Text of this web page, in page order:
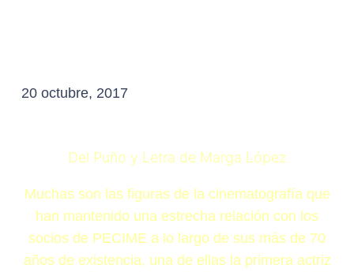
20 octubre, 2017
Del Puño y Letra de Marga López
Muchas son las figuras de la cinematografía que
han mantenido una estrecha relación con los
socios de PECIME a lo largo de sus más de 70
años de existencia, una de ellas la primera actriz